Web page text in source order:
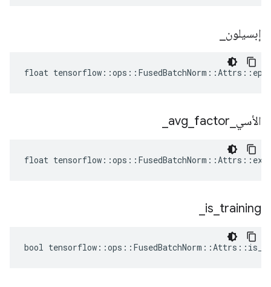
إبسيلون
float
الأسي avg factor
float
is training
bool